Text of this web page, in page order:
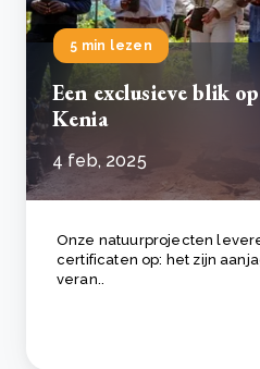
5 min lezen
Een exclusieve blik
Kenia
4 feb, 2025
Onze natuurprojecten
certificaten op: het zijn
veran..